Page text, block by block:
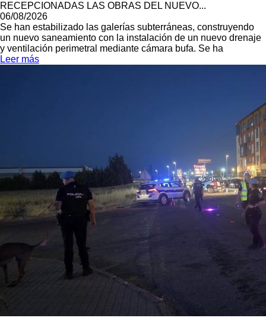
RECEPCIONADAS LAS OBRAS DEL NUEVO...
06/08/2026
Se han estabilizado las galerías subterráneas, construyendo
un nuevo saneamiento con la instalación de un nuevo drenaje
y ventilación perimetral mediante cámara bufa. Se ha
Leer más